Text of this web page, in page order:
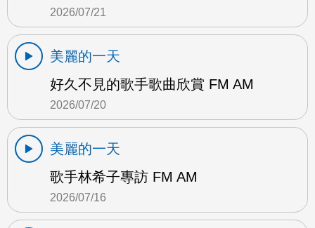
2026/07/21
美麗的一天
好久不見的歌手歌曲欣賞 FM AM
2026/07/20
美麗的一天
歌手林希子專訪 FM AM
2026/07/16